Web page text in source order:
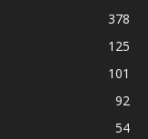
378
125
101
92
54